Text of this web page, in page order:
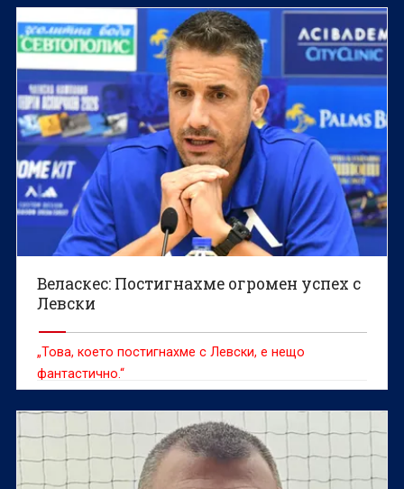
футбола, отборите и играчите от тази страна.
Веласкес: Постигнахме огромен успех с
Левски
„Това, което постигнахме с Левски, е нещо
фантастично.“